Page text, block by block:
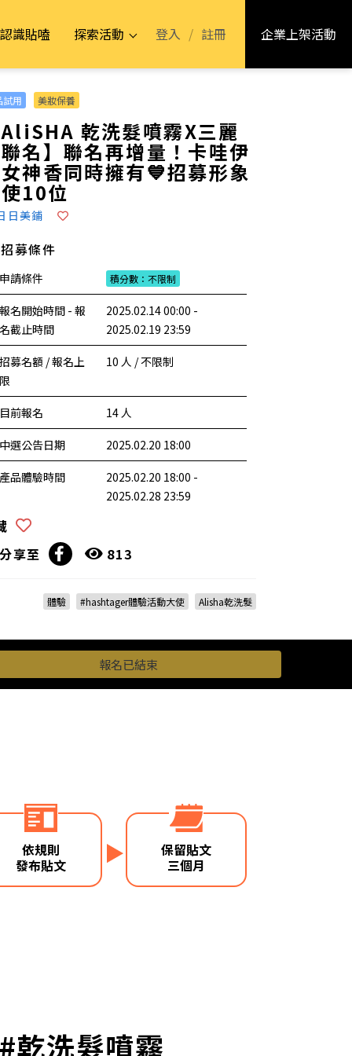
認識貼嗑 探索活動 企業上架活動
登入 / 註冊
試用 美妝保養
乾洗髮噴霧X三麗
名】聯名再增量！卡哇伊
神香同時擁有💙招募形象
10位
日美鋪
招募條件
申請條件 積分數：不限制
報名開始時間 - 報
名截止時間
2025.02.14 00:00 -
2025.02.19 23:59
招募名額 / 報名上
限
10 人 / 不限制
目前報名 14 人
中選公告日期 2025.02.20 18:00
產品體驗時間
2025.02.20 18:00 -
2025.02.28 23:59
享至
813
體驗 #hashtager體驗活動大使 Alisha乾洗髮
報名已結束
依規則
發布貼文
保留貼文
三個月
乾洗髮噴霧